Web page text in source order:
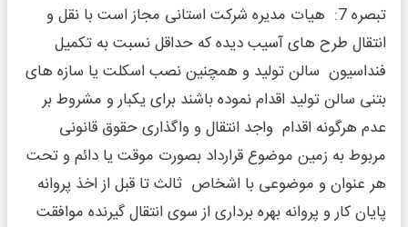
تبصره 7: هیات مدیره شرکت استانی مجاز است با نقل و
انتقال طرح های آسیب دیده که حداقل نسبت به تکمیل
فنداسیون سالن تولید و همچنین نصب اسکلت یا سازه های
بتنی سالن تولید اقدام نموده باشند برای یکبار و مشروط بر
عدم هرگونه اقدام واجد انتقال و واگذاری حقوق قانونی
مربوط به زمین موضوع قرارداد بصورت موقت یا دائم و تحت
هر عنوان و موضوعی با اشخاص ثالث تا قبل از اخذ پروانه
پایان کار و پروانه بهره برداری از سوی انتقال گیرنده موافقت